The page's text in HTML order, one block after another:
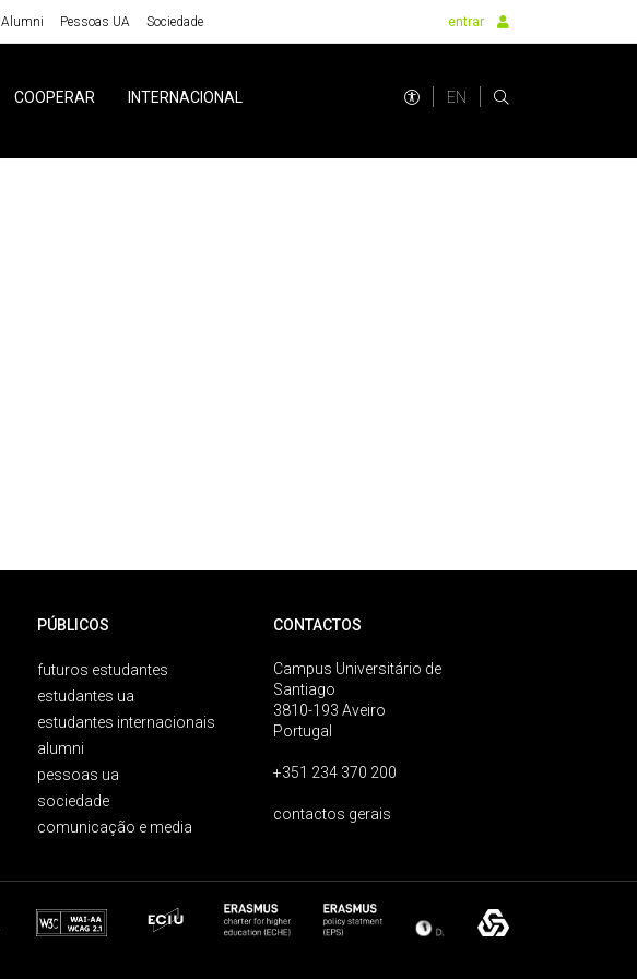
Alumni Pessoas UA Sociedade entrar
COOPERAR INTERNACIONAL EN
PÚBLICOS
futuros estudantes
estudantes ua
estudantes internacionais
alumni
pessoas ua
sociedade
comunicação e media
CONTACTOS
Campus Universitário de
Santiago
3810-193 Aveiro
Portugal
+351 234 370 200
contactos gerais